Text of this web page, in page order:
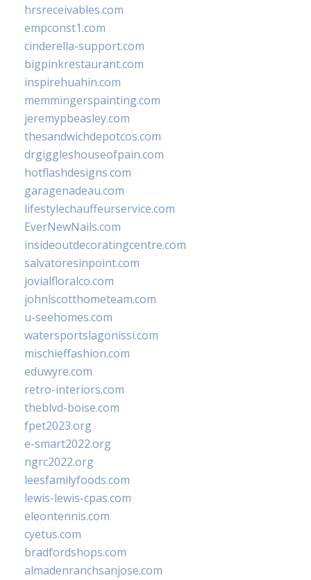
hrsreceivables.com
empconst1.com
cinderella-support.com
bigpinkrestaurant.com
inspirehuahin.com
memmingerspainting.com
jeremypbeasley.com
thesandwichdepotcos.com
drgiggleshouseofpain.com
hotflashdesigns.com
garagenadeau.com
lifestylechauffeurservice.com
EverNewNails.com
insideoutdecoratingcentre.com
salvatoresinpoint.com
jovialfloralco.com
johnlscotthometeam.com
u-seehomes.com
watersportslagonissi.com
mischieffashion.com
eduwyre.com
retro-interiors.com
theblvd-boise.com
fpet2023.org
e-smart2022.org
ngrc2022.org
leesfamilyfoods.com
lewis-lewis-cpas.com
eleontennis.com
cyetus.com
bradfordshops.com
almadenranchsanjose.com